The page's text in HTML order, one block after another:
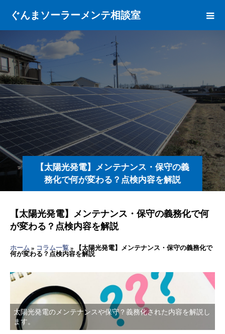
ぐんまソーラーメンテ相談室
【太陽光発電】メンテナンス・保守の義
務化で何が変わる？点検内容を解説
【太陽光発電】メンテナンス・保守の義務化で何
が変わる？点検内容を解説
ホーム » コラム一覧 »
【太陽光発電】メンテナンス・保守の義務化で
何が変わる？点検内容を解説
太陽光発電のメンテナンスや保守？義務化された内容を解説し
ます。